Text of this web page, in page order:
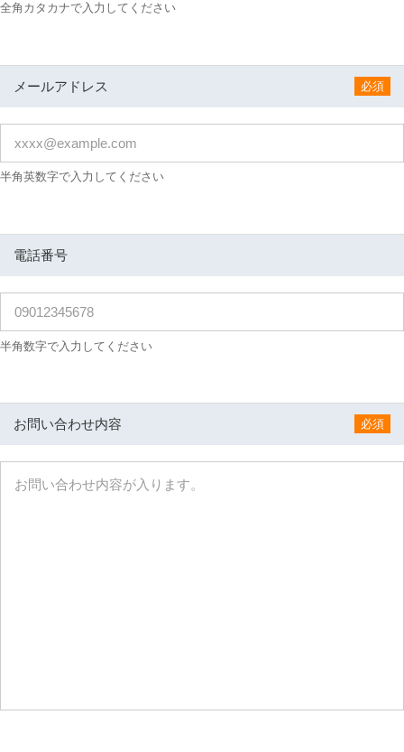
全角カタカナで入力してください
メールアドレス 必須
半角英数字で入力してください
電話番号
半角数字で入力してください
お問い合わせ内容 必須